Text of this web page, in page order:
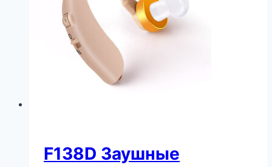
F138D Заушные